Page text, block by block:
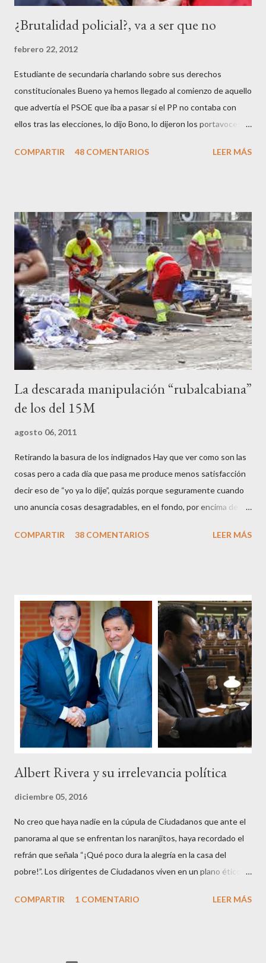
¿Brutalidad policial?, va a ser que no
febrero 22, 2012
Estudiante de secundaria charlando sobre sus derechos
constitucionales Bueno ya hemos llegado al comienzo de aquello
que advertía el PSOE que iba a pasar si el PP no contaba con
ellos tras las elecciones, lo dijo Bono, lo dijeron los portavoces
los okupas, los red skins, los sharps o los anarcos porque a estos
caballeretes salieran en Valencia a la calle, dispuestos a hacer lo
que les viniera en gana, manifestarse sin la autorización
pertinente, cortar el tráfico de las calles más céntricas, volcar los
contenedores de vidrio para tener botellas a mano para agredir a
los agentes, incendiar contenedores, apedrear a la policía,
agredirla, morderla, para que toda la pijo progresía del país, todos
los que no fuman ni tabaco, n...
COMPARTIR 48 COMENTARIOS LEER MÁS
La descarada manipulación “rubalcabiana”
de los del 15M
agosto 06, 2011
Retirando la basura de los indignados Hay que ver como son las
cosas pero a cada día que pasa me produce menos satisfacción
decir eso de “yo ya lo dije”, quizás porque seguramente cuando
uno anuncia cosas desagradables, en el fondo, por encima de la
Pero francamente estos socialistas son tan transparentes en su
de ciudadanos, la mayoría de los cuales no han pagado jamás un
impuesto, sea por vocación o simplemente por no haber tenido
un trabajo en su vida, decidieron salir a la calle revestidos de la
sagrada túnica de la “indignación ciudadana” y con su actitud
crear una paradoja, se autodenominaban “movimiento 15M” y lo
que hicieron fue apoderarse de una plaza pública y allí sentaron
sus reales, bueno sus reales no,...
COMPARTIR 38 COMENTARIOS LEER MÁS
Albert Rivera y su irrelevancia política
diciembre 05, 2016
No creo que haya nadie en la cúpula de Ciudadanos que ante el
panorama al que se enfrentan los naranjitos, haya recordado el
refrán que señala “¡Qué poco dura la alegría en la casa del
pobre!”. Los dirigentes de Ciudadanos viven en un plano ético
política, inventores de la honestidad y defensores acérrimos de
COMPARTIR 1 COMENTARIO LEER MÁS